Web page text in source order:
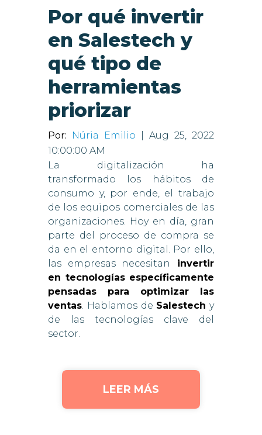
Por qué invertir
en Salestech y
qué tipo de
herramientas
priorizar
Por: Núria Emilio | Aug 25, 2022
10:00:00 AM
La digitalización ha
transformado los hábitos de
consumo y, por ende, el trabajo
de los equipos comerciales de las
organizaciones. Hoy en día, gran
parte del proceso de compra se
da en el entorno digital. Por ello,
las empresas necesitan
invertir
en tecnologías específicamente
pensadas para optimizar las
ventas. Hablamos de Salestech y
de las tecnologías clave del
sector.
LEER MÁS